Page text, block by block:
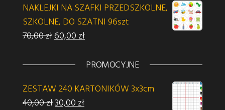
NAKLEJKI NA SZAFKI PRZEDSZKOLNE,
SZKOLNE, DO SZATNI 96szt
70,00złPierwotna cena wynosiła: 70,00 zł.
60,00 złAktualna cena wynosi: 60,00 zł.
PROMOCYJNE
ZESTAW 240 KARTONIKÓW 3x3cm
40,00złPierwotna cena wynosiła: 40,00 zł.
30,00 złAktualna cena wynosi: 30,00 zł.